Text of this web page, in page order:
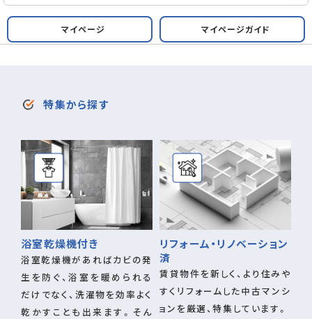
マイページ マイページガイド
特集から探す
浴室乾燥機付き
浴室乾燥機があればカビの発
生を防ぐ、浴室を暖められる
だけでなく、洗濯物を効率よく
乾かすことも出来ます。そん
リフォーム・リノベーション
済
賃貸物件を新しく、より住みや
すくリフォームした中古マンシ
ョンを厳選、特集しています。